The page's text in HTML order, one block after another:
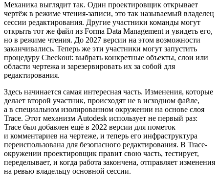
Механика выглядит так. Один проектировщик открывает
чертёж в режиме чтения-записи, это так называемый владелец
сессии редактирования. Другие участники команды могут
открыть тот же файл из Forma Data Management и увидеть его,
но в режиме чтения. До 2027 версии на этом возможности
заканчивались. Теперь же эти участники могут запустить
процедуру Checkout: выбрать конкретные объекты, слои или
области чертежа и зарезервировать их за собой для
редактирования.
Здесь начинается самая интересная часть. Изменения, которые
делает второй участник, происходят не в исходном файле,
а в специальном изолированном окружении на основе слоя
Trace. Этот механизм Autodesk использует не первый раз:
Trace был добавлен ещё в 2022 версии для пометок
и комментариев на чертеже, и теперь его инфраструктура
переиспользована для безопасного редактирования. В Trace-
окружении проектировщик правит свою часть, тестирует,
переделывает, и когда работа закончена, отправляет изменения
на ревью владельцу основной сессии.